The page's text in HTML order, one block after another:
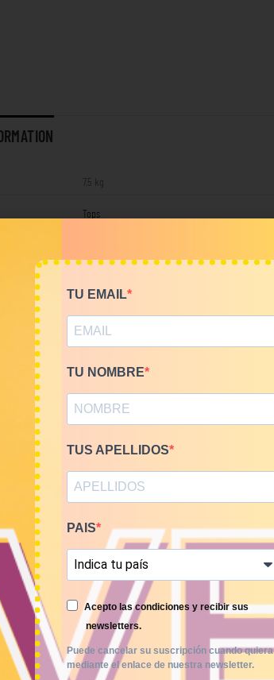
7,5 kg
Tops
PRIMAVERA-VERANO
TU EMAIL
TU NOMBRE
TUS APELLIDOS
PAIS
Acepto las condiciones y recibir sus
newsletters.
Puede cancelar su suscripción cuando quiera
mediante el enlace de nuestra newsletter.